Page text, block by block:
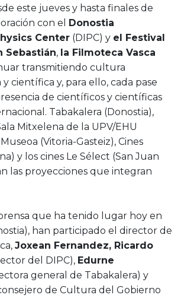
este jueves y hasta finales de
con el Donostia
Center (DIPC) y el Festival
Sebastián, la Filmoteca Vasca
transmitiendo cultura
científica y, para ello, cada pase
de científicos y científicas
Tabakalera (Donostia),
Mitxelena de la UPV/EHU
(Vitoria-Gasteiz), Cines
y los cines Le Sélect (San Juan
las proyecciones que integran
que ha tenido lugar hoy en
han participado el director de
Joxean Fernandez, Ricardo
del DIPC), Edurne
general de Tabakalera) y
de Cultura del Gobierno